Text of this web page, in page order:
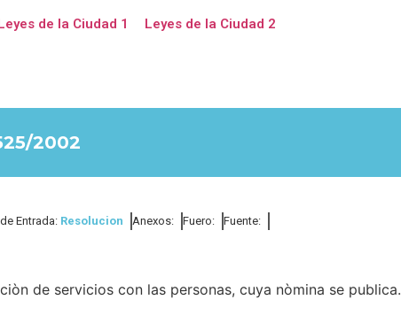
de la Ciudad 1 Leyes de la Ciudad 2
2002
Entrada: Resolucion Anexos: Fuero: Fuente:
de servicios con las personas, cuya nòmina se publica.